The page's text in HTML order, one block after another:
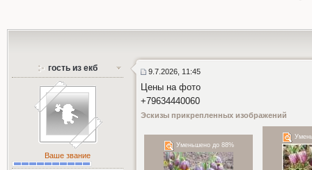
гость из екб
Ваше звание
9.7.2026, 11:45
Цены на фото
+79634440060
Эскизы прикрепленных изображений
Уменьшено до 88%